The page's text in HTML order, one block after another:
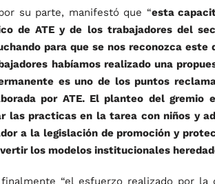
su parte, manifestó que “esta
de ATE y de los trabajadores del
para que se nos reconozca este
habíamos realizado una
es uno de los puntos
por ATE. El planteo del gremio
las practicas en la tarea con niños y
a la legislación de promoción y
los modelos institucionales
“el esfuerzo realizado por la